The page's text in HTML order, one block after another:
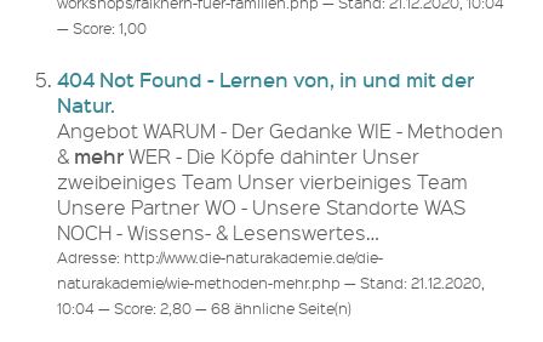
— Score: 1,00
404 Not Found - Lernen von, in und mit der
Natur.
Angebot WARUM - Der Gedanke WIE - Methoden
& mehrWER - Die Köpfe dahinter Unser
zweibeiniges Team Unser vierbeiniges Team
Unsere Partner WO - Unsere Standorte WAS
NOCH - Wissens- & Lesenswertes…
Adresse: http://www.die-naturakademie.de/die-
naturakademie/wie-methoden-mehr.php — Stand: 21.12.2020,
10:04 — Score: 2,80 — 68 ähnliche Seite(n)